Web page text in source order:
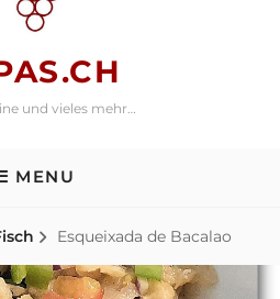
und vieles mehr…
MENU
Esqueixada de Bacalao